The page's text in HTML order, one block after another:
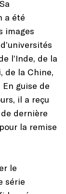
a été
images
l’Inde, de la
de la Chine,
guise de
il a reçu
dernière
la remise
le
série